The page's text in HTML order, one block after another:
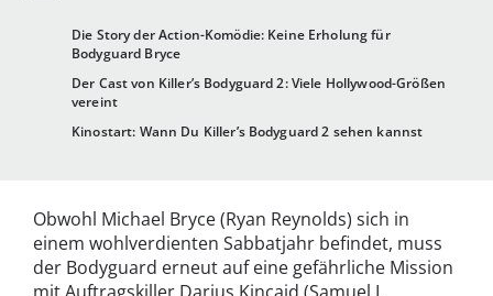
Die Story der Action-Komödie: Keine Erholung für
Bodyguard Bryce
Der Cast von Killer’s Bodyguard 2: Viele Hollywood-Größen
vereint
Kinostart: Wann Du Killer’s Bodyguard 2 sehen kannst
Obwohl Michael Bryce (Ryan Reynolds) sich in
einem wohlverdienten Sabbatjahr befindet, muss
der Bodyguard erneut auf eine gefährliche Mission